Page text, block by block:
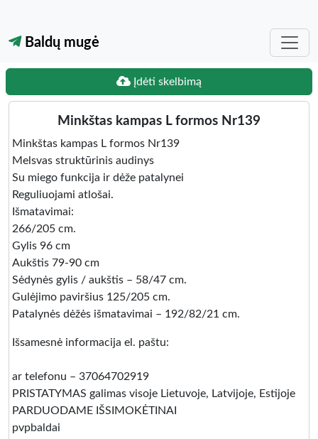
Baldų mugė
Įdėti skelbimą
Minkštas kampas L formos Nr139
Minkštas kampas L formos Nr139
Melsvas struktūrinis audinys
Su miego funkcija ir dėže patalynei
Reguliuojami atlošai.
Išmatavimai:
266/205 cm.
Gylis 96 cm
Aukštis 79-90 cm
Sėdynės gylis / aukštis – 58/47 cm.
Gulėjimo paviršius 125/205 cm.
Patalynės dėžės išmatavimai – 192/82/21 cm.
Išsamesnė informacija el. paštu:
ar telefonu – 37064702919
PRISTATYMAS galimas visoje Lietuvoje, Latvijoje, Estijoje
PARDUODAME IŠSIMOKĖTINAI
pvpbaldai